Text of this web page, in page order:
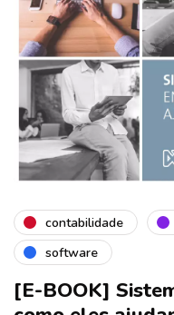
contabilidade
software
[E-BOOK]